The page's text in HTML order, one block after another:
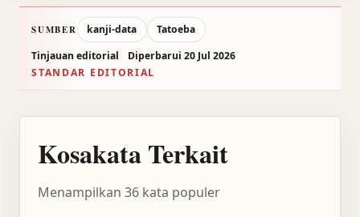
SUMBER kanji-data
Tatoeba
Tinjauan editorial
Diperbarui 20 Jul 2026
STANDAR EDITORIAL
Kosakata Terkait
Menampilkan 36 kata populer